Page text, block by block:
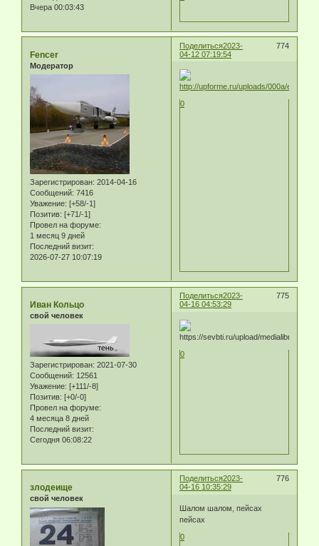
Вчера 00:03:43
Поделиться 774
2023-
04-12 07:19:54
Fencer
Модератор
Зарегистрирован: 2014-04-16
Сообщений: 7416
Уважение: [+58/-1]
Позитив: [+71/-1]
Провел на форуме:
1 месяц 9 дней
Последний визит:
2026-07-27 10:07:19
0
Поделиться 775
2023-
04-16 04:53:29
Иван Кольцо
свой человек
Зарегистрирован: 2021-07-30
Сообщений: 12561
Уважение: [+111/-8]
Позитив: [+0/-0]
Провел на форуме:
4 месяца 8 дней
Последний визит:
Сегодня 06:08:22
0
Поделиться 776
2023-
04-16 10:35:29
злодеище
свой человек
Шалом шалом, пейсах
пейсах
0